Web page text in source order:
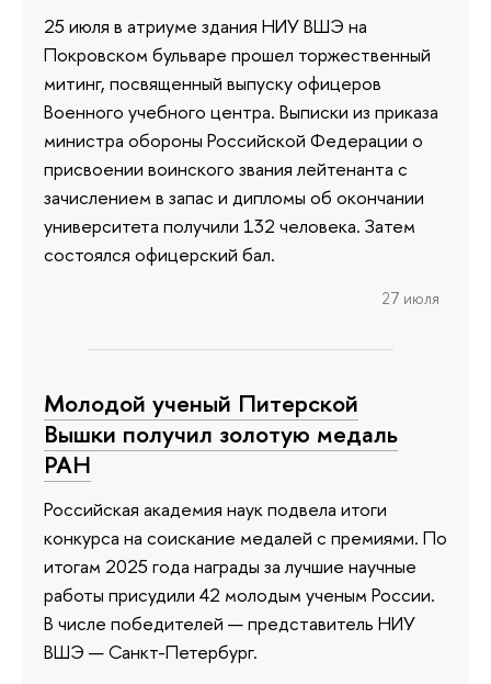
25 июля в атриуме здания НИУ ВШЭ на
Покровском бульваре прошел торжественный
митинг, посвященный выпуску офицеров
Военного учебного центра. Выписки из приказа
министра обороны Российской Федерации о
присвоении воинского звания лейтенанта с
зачислением в запас и дипломы об окончании
университета получили 132 человека. Затем
состоялся офицерский бал.
27 июля
Молодой ученый Питерской
Вышки получил золотую медаль
РАН
Российская академия наук подвела итоги
конкурса на соискание медалей с премиями. По
итогам 2025 года награды за лучшие научные
работы присудили 42 молодым ученым России.
В числе победителей — представитель НИУ
ВШЭ — Санкт-Петербург.